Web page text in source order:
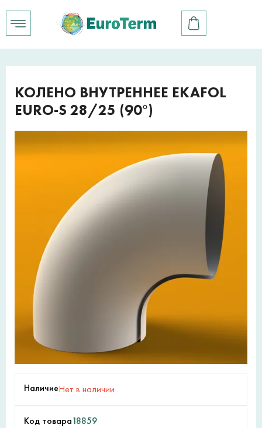
КОЛЕНО ВНУТРЕННЕЕ EKAFOL
EURO-S 28/25 (90°)
НаличиеНет в наличии
Код товара18859